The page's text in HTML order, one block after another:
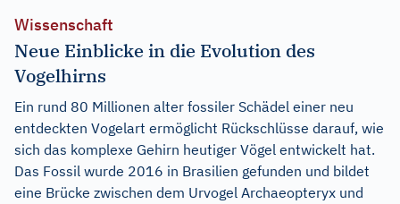
Wissenschaft
Neue Einblicke in die Evolution des
Vogelhirns
Ein rund 80 Millionen alter fossiler Schädel einer neu
entdeckten Vogelart ermöglicht Rückschlüsse darauf, wie
sich das komplexe Gehirn heutiger Vögel entwickelt hat.
Das Fossil wurde 2016 in Brasilien gefunden und bildet
eine Brücke zwischen dem Urvogel Archaeopteryx und